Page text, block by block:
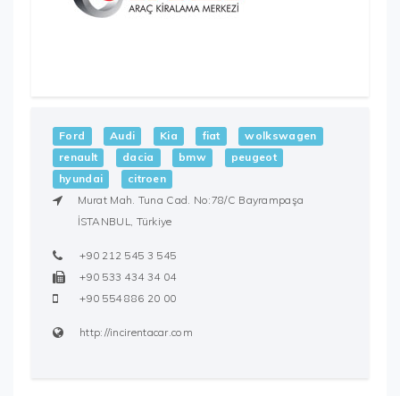
Ford Audi Kia fiat
wolkswagen
renault
dacia bmw
peugeot
hyundai
citroen
Murat Mah. Tuna Cad. No:78/C Bayrampaşa
İSTANBUL, Türkiye
+90 212 545 3 545
+90 533 434 34 04
+90 554 886 20 00
http://incirentacar.com